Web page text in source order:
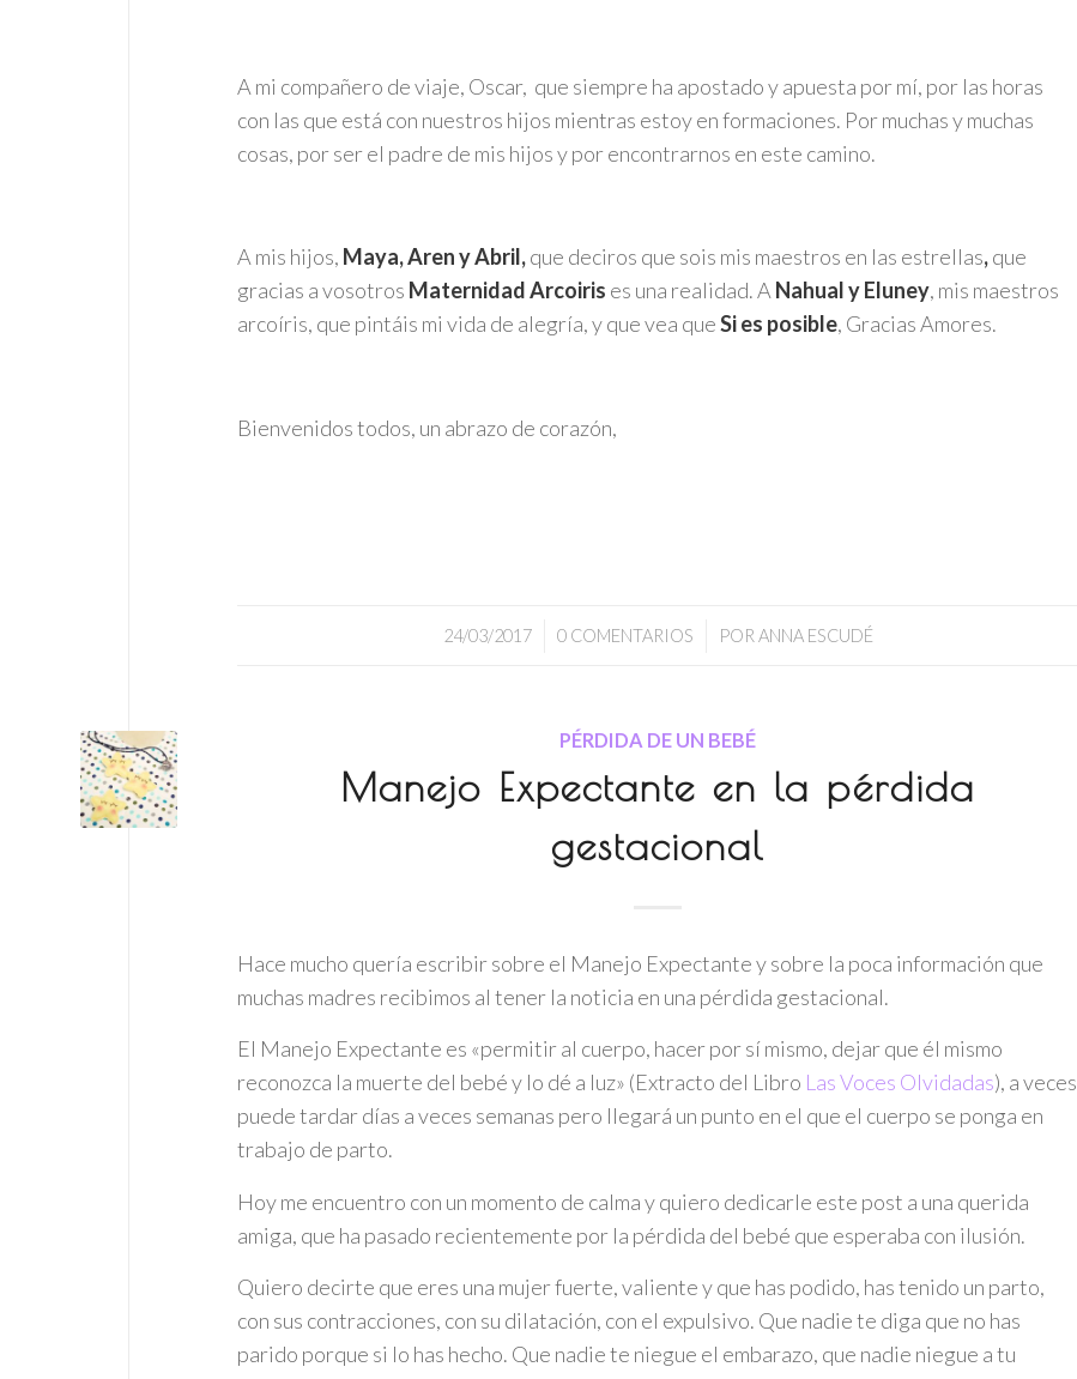
A mi compañero de viaje, Oscar, que siempre ha apostado y apuesta por mí, por las horas
con las que está con nuestros hijos mientras estoy en formaciones. Por muchas y muchas
cosas, por ser el padre de mis hijos y por encontrarnos en este camino.
A mis hijos, Maya, Aren y Abril,que deciros que sois mis maestros en las estrellas,que
gracias a vosotros Maternidad Arcoiris es una realidad. A Nahual y Eluney, mis maestros
arcoíris, que pintáis mi vida de alegría, y que vea queSi es posible, Gracias Amores.
Bienvenidos todos, un abrazo de corazón,
24/03/2017
/ 0 COMENTARIOS
/ POR ANNA ESCUDÉ
PÉRDIDA DE UN BEBÉ
Manejo Expectante en la pérdida
gestacional
Hace mucho quería escribir sobre el Manejo Expectante y sobre la poca información que
muchas madres recibimos al tener la noticia en una pérdida gestacional.
El Manejo Expectante es «permitir al cuerpo, hacer por sí mismo, dejar que él mismo
reconozca la muerte del bebé y lo dé a luz» (Extracto del Libro Las Voces Olvidadas), a veces
puede tardar días a veces semanas pero llegará un punto en el que el cuerpo se ponga en
trabajo de parto.
Hoy me encuentro con un momento de calma y quiero dedicarle este post a una querida
amiga, que ha pasado recientemente por la pérdida del bebé que esperaba con ilusión.
Quiero decirte que eres una mujer fuerte, valiente y que has podido, has tenido un parto,
con sus contracciones, con su dilatación, con el expulsivo. Que nadie te diga que no has
parido porque si lo has hecho. Que nadie te niegue el embarazo, que nadie niegue a tu